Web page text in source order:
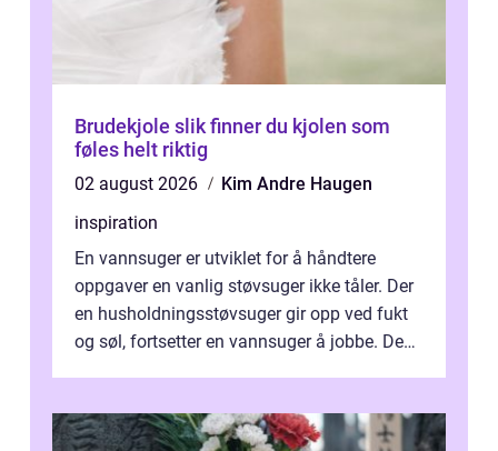
Brudekjole slik finner du kjolen som
føles helt riktig
02 august 2026
Kim Andre Haugen
inspiration
En vannsuger er utviklet for å håndtere
oppgaver en vanlig støvsuger ikke tåler. Der
en husholdningsstøvsuger gir opp ved fukt
og søl, fortsetter en vannsuger å jobbe. Den